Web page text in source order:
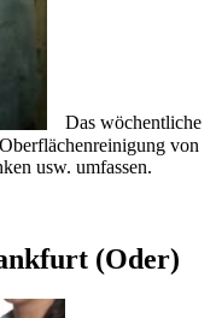
Das wöchentliche
von
usw. umfassen.
(Oder)